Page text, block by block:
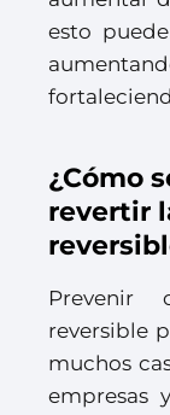
esto
¿Cómo
revertir
Prevenir
reversible
muchos
empresas